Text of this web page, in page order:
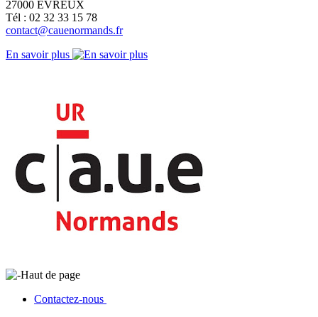
27000 ÉVREUX
Tél : 02 32 33 15 78
contact@cauenormands.fr
En savoir plus
Haut de page
Contactez-nous